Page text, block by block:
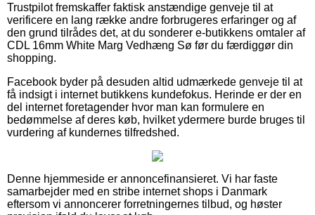
Trustpilot fremskaffer faktisk anstændige genveje til at
verificere en lang række andre forbrugeres erfaringer og af
den grund tilrådes det, at du sonderer e-butikkens omtaler af
CDL 16mm White Marg Vedhæng Sø før du færdiggør din
shopping.
Facebook byder på desuden altid udmærkede genveje til at
få indsigt i internet butikkens kundefokus. Herinde er der en
del internet foretagender hvor man kan formulere en
bedømmelse af deres køb, hvilket ydermere burde bruges til
vurdering af kundernes tilfredshed.
Denne hjemmeside er annoncefinansieret. Vi har faste
samarbejder med en stribe internet shops i Danmark
eftersom vi annoncerer forretningernes tilbud, og høster